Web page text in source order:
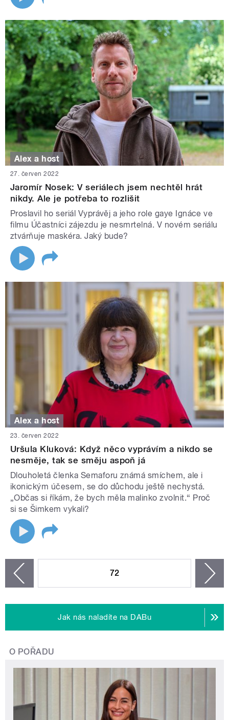
Alex a host
27. červen 2022
Jaromír Nosek: V seriálech jsem nechtěl hrát
nikdy. Ale je potřeba to rozlišit
Proslavil ho seriál Vyprávěj a jeho role gaye Ignáce ve
filmu Účastníci zájezdu je nesmrtelná. V novém seriálu
ztvárňuje maskéra. Jaký bude?
Alex a host
23. červen 2022
Uršula Kluková: Když něco vyprávím a nikdo se
nesměje, tak se směju aspoň já
Dlouholetá členka Semaforu známá smíchem, ale i
ikonickým účesem, se do důchodu ještě nechystá.
„Občas si říkám, že bych měla malinko zvolnit.“ Proč
si se Šimkem vykali?
72
Jak nás naladíte na DABu
O POŘADU